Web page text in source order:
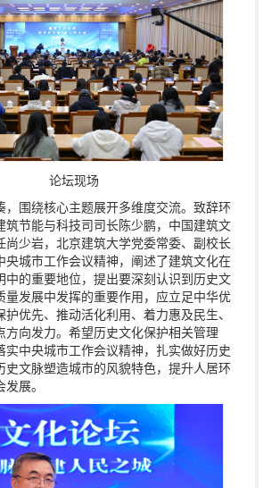
论坛现场
，围绕核心主题展开多维度交流。致辞环
筑节能与科技司司长陈少鹏，中国建筑文
尚少岩，北京建筑大学党委常委、副校长
央城市工作会议精神，阐述了建筑文化在
中的重要地位，提出要深刻认识到历史文
量发展中发挥的重要作用，应立足中华优
优先、推动活化利用、着力惠及民生、
方向发力。希望历史文化保护相关管理
实中央城市工作会议精神，扎实做好历史
史文脉塑造城市的风貌特色，提升人居环
展。